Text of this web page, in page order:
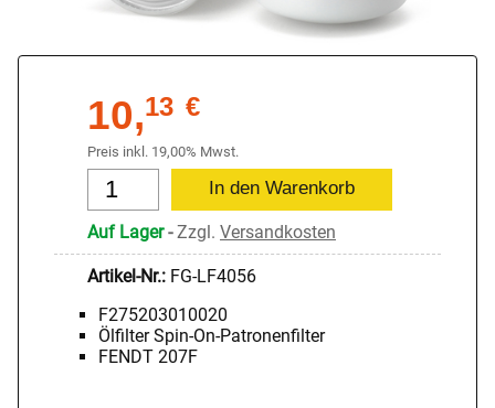
10,13 €
Preis inkl. 19,00% Mwst.
Auf Lager-Zzgl. Versandkosten
Artikel-Nr.: FG-LF4056
F275203010020
Ölfilter Spin-On-Patronenfilter
FENDT 207F